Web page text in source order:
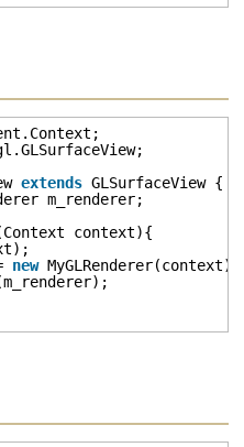
extends GLSurfaceView {
m_renderer;
context){
new MyGLRenderer(context);